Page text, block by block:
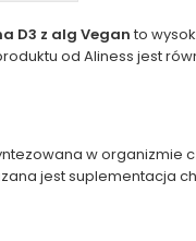
D3 z alg Vegan to
od Aliness jest
w organizmie
jest suplementacja